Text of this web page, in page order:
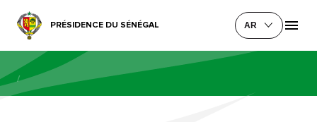
PRÉSIDENCE DU SÉNÉGAL AR
/